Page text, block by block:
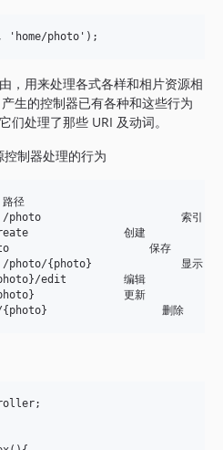
，用来处理各式各样和相片资源相
生的控制器已有各种和这些行为
们处理了那些 URI 及动词。
制器处理的行为
创建
edit         编辑
更新